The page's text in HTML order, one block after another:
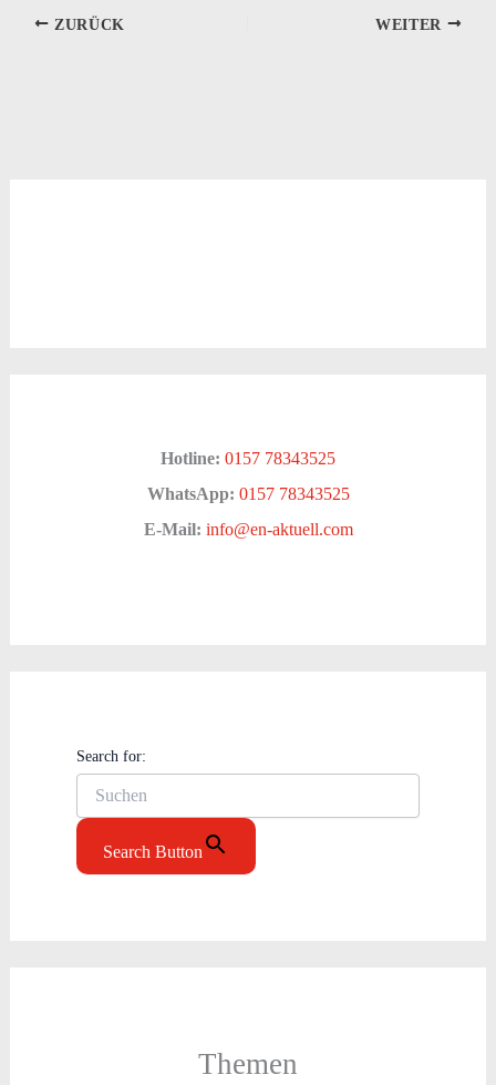
ZURÜCK WEITER
Hotline: 0157 78343525
WhatsApp: 0157 78343525
E-Mail: info@en-aktuell.com
Search for:
Search Button
Themen